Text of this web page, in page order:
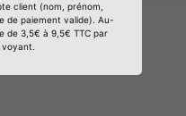
client (nom, prénom,
de paiement valide). Au-
de 3,5€ à 9,5€ TTC par
voyant.